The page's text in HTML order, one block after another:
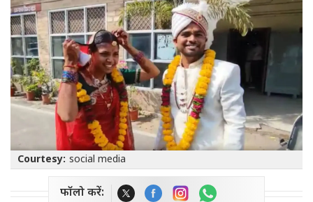
Courtesy: social media
फॉलो करें: